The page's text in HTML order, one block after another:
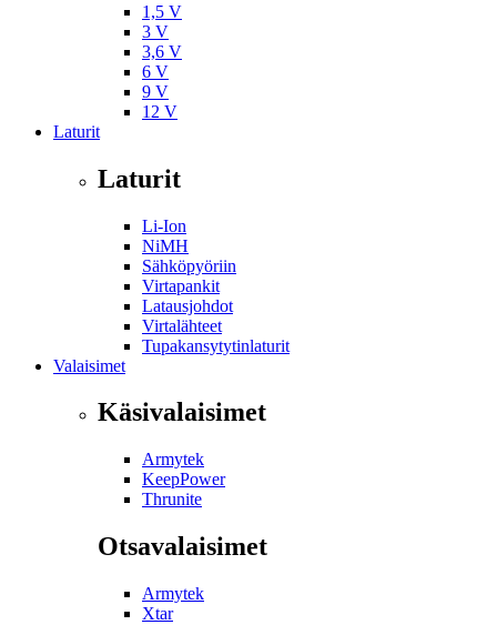
1,5 V
3 V
3,6 V
6 V
9 V
12 V
Laturit
Laturit
Li-Ion
NiMH
Sähköpyöriin
Virtapankit
Latausjohdot
Virtalähteet
Tupakansytytinlaturit
Valaisimet
Käsivalaisimet
Armytek
KeepPower
Thrunite
Otsavalaisimet
Armytek
Xtar